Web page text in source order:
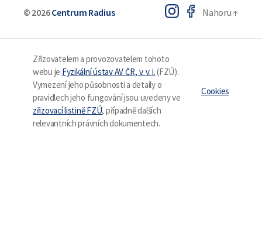
© 2026Centrum Radius Nahoru↑
Zřizovatelem a provozovatelem tohoto
webu je Fyzikální ústav AV ČR, v. v. i.(FZÚ).
Vymezení jeho působnosti a detaily o
pravidlech jeho fungování jsou uvedeny ve
zřizovací listině FZÚ, případně dalších
relevantních právních dokumentech.
Cookies